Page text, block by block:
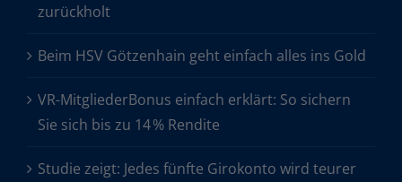
zurückholt
Beim HSV Götzenhain geht einfach alles ins Gold
VR-MitgliederBonus einfach erklärt: So sichern
Sie sich bis zu 14 % Rendite
Studie zeigt: Jedes fünfte Girokonto wird teurer